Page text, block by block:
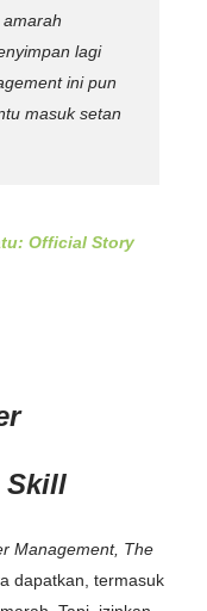
lagi
ini pun
masuk setan
Official Story
Skill
Management, The
dapatkan, termasuk